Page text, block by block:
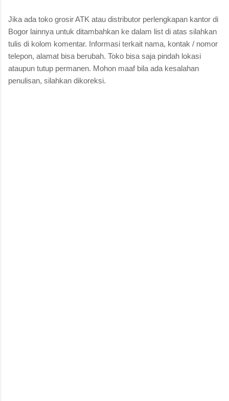
Jika ada toko grosir ATK atau distributor perlengkapan kantor di
Bogor lainnya untuk ditambahkan ke dalam list di atas silahkan
tulis di kolom komentar. Informasi terkait nama, kontak / nomor
telepon, alamat bisa berubah. Toko bisa saja pindah lokasi
ataupun tutup permanen. Mohon maaf bila ada kesalahan
penulisan, silahkan dikoreksi.